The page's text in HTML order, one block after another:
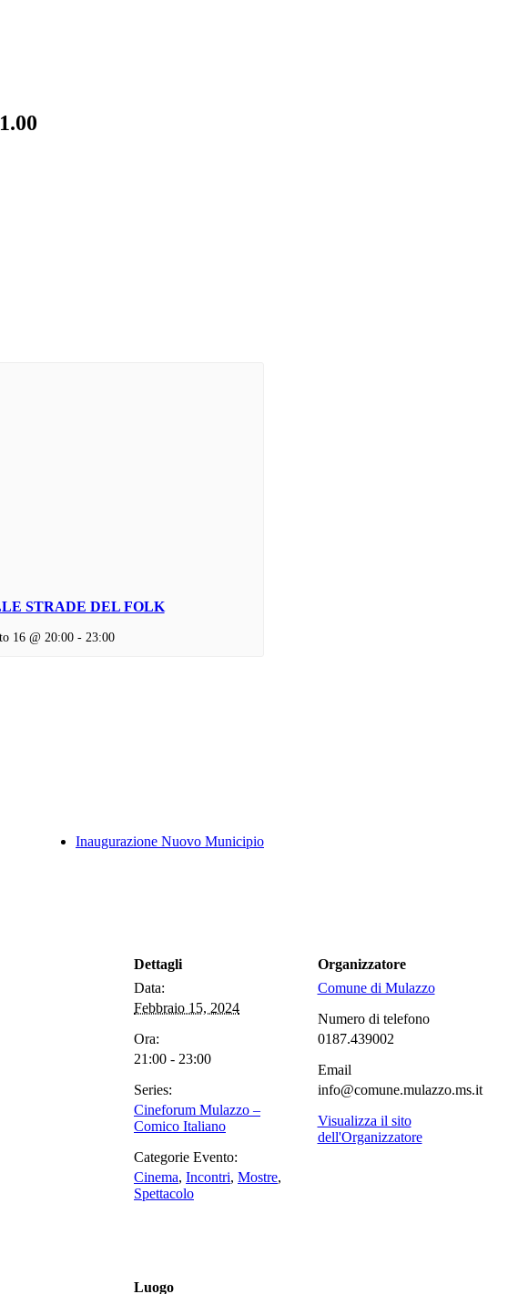
STRADE DEL FOLK
16 @ 20:00 - 23:00
Inaugurazione Nuovo Municipio
Dettagli
Data:
Febbraio 15, 2024
Ora:
21:00 - 23:00
Series:
Cineforum Mulazzo –
Comico Italiano
Categorie Evento:
Cinema, Incontri, Mostre,
Spettacolo
Organizzatore
Comune di Mulazzo
Numero di telefono
0187.439002
Email
info@comune.mulazzo.ms.it
Visualizza il sito
dell'Organizzatore
Luogo